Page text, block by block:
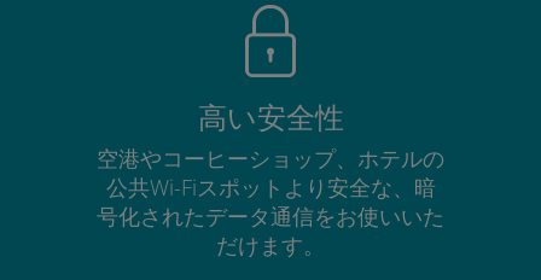
高い安全性
空港やコーヒーショップ、ホテルの
公共Wi-Fiスポットより安全な、暗
号化されたデータ通信をお使いいた
だけます。